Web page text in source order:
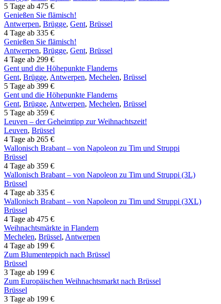
5 Tage ab 475 €
Genießen Sie flämisch!
Antwerpen, Brügge, Gent, Brüssel
4 Tage ab 335 €
Genießen Sie flämisch!
Antwerpen, Brügge, Gent, Brüssel
4 Tage ab 299 €
Gent und die Höhepunkte Flanderns
Gent, Brügge, Antwerpen, Mechelen, Brüssel
5 Tage ab 399 €
Gent und die Höhepunkte Flanderns
Gent, Brügge, Antwerpen, Mechelen, Brüssel
5 Tage ab 359 €
Leuven – der Geheimtipp zur Weihnachtszeit!
Leuven, Brüssel
4 Tage ab 265 €
Wallonisch Brabant – von Napoleon zu Tim und Struppi
Brüssel
4 Tage ab 359 €
Wallonisch Brabant – von Napoleon zu Tim und Struppi (3L)
Brüssel
4 Tage ab 335 €
Wallonisch Brabant – von Napoleon zu Tim und Struppi (3XL)
Brüssel
4 Tage ab 475 €
Weihnachtsmärkte in Flandern
Mechelen, Brüssel, Antwerpen
4 Tage ab 199 €
Zum Blumenteppich nach Brüssel
Brüssel
3 Tage ab 199 €
Zum Europäischen Weihnachtsmarkt nach Brüssel
Brüssel
3 Tage ab 199 €